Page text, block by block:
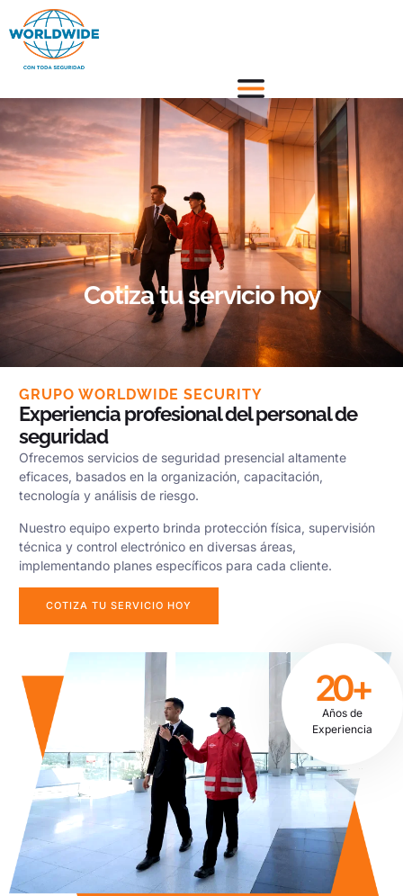
Cotiza tu servicio hoy
GRUPO WORLDWIDE SECURITY
Experiencia profesional del personal de
seguridad
Ofrecemos servicios de seguridad presencial altamente
eficaces, basados en la organización, capacitación,
tecnología y análisis de riesgo.
Nuestro equipo experto brinda protección física, supervisión
técnica y control electrónico en diversas áreas,
implementando planes específicos para cada cliente.
COTIZA TU SERVICIO HOY
20+
Años de
Experiencia